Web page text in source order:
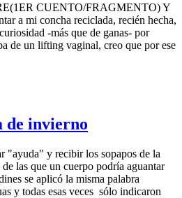
CUENTO/FRAGMENTO) Y
a mi concha reciclada, recién hecha,
-más que de ganas- por
de un lifting vaginal, creo que por ese
de invierno
"ayuda" y recibir los sopapos de la
de las que un cuerpo podría aguantar
se aplicó la misma palabra
y todas esas veces sólo indicaron